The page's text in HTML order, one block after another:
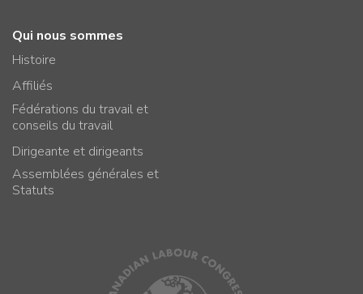
Qui nous sommes
Histoire
Affiliés
Fédérations du travail et
conseils du travail
Dirigeante et dirigeants
Assemblées générales et
Statuts